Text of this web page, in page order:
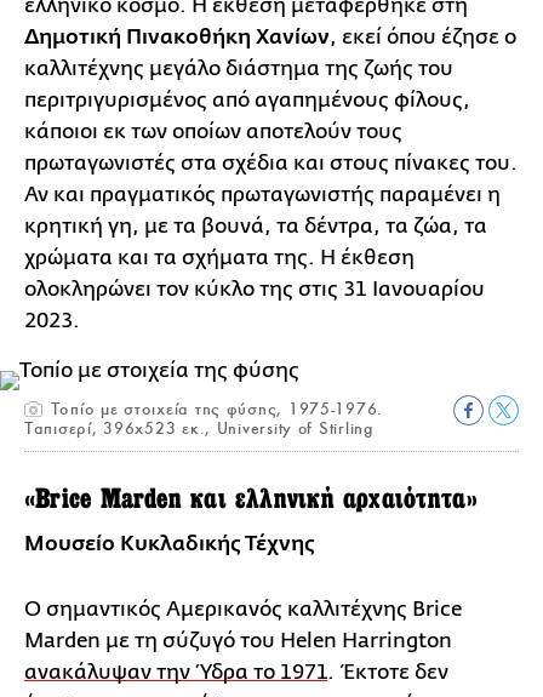
ελληνικό κόσμο. Η έκθεση μεταφέρθηκε στη
Δημοτική Πινακοθήκη Χανίων, εκεί όπου έζησε ο
καλλιτέχνης μεγάλο διάστημα της ζωής του
περιτριγυρισμένος από αγαπημένους φίλους,
κάποιοι εκ των οποίων αποτελούν τους
πρωταγωνιστές στα σχέδια και στους πίνακες του.
Αν και πραγματικός πρωταγωνιστής παραμένει η
κρητική γη, με τα βουνά, τα δέντρα, τα ζώα, τα
χρώματα και τα σχήματα της. Η έκθεση
ολοκληρώνει τον κύκλο της στις 31 Ιανουαρίου
2023.
Τοπίο με στοιχεία της φύσης, 1975-1976.
Ταπισερί, 396x523 εκ., University of Stirling
«Brice Marden και ελληνική αρχαιότητα»
Μουσείο Κυκλαδικής Τέχνης
Ο σημαντικός Αμερικανός καλλιτέχνης Brice
Marden με τη σύζυγό του Helen Harrington
ανακάλυψαν την Ύδρα το 1971. Έκτοτε δεν